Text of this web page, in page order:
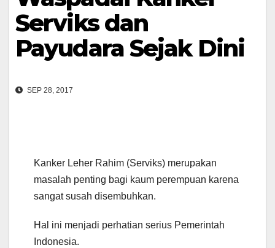
Serviks dan
Payudara Sejak Dini
SEP 28, 2017
Kanker Leher Rahim (Serviks) merupakan
masalah penting bagi kaum perempuan karena
sangat susah disembuhkan.
Hal ini menjadi perhatian serius Pemerintah
Indonesia.